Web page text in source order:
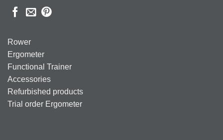
Rower
Ergometer
Functional Trainer
Accessories
Refurbished products
Trial order Ergometer